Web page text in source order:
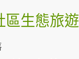
區生態旅遊